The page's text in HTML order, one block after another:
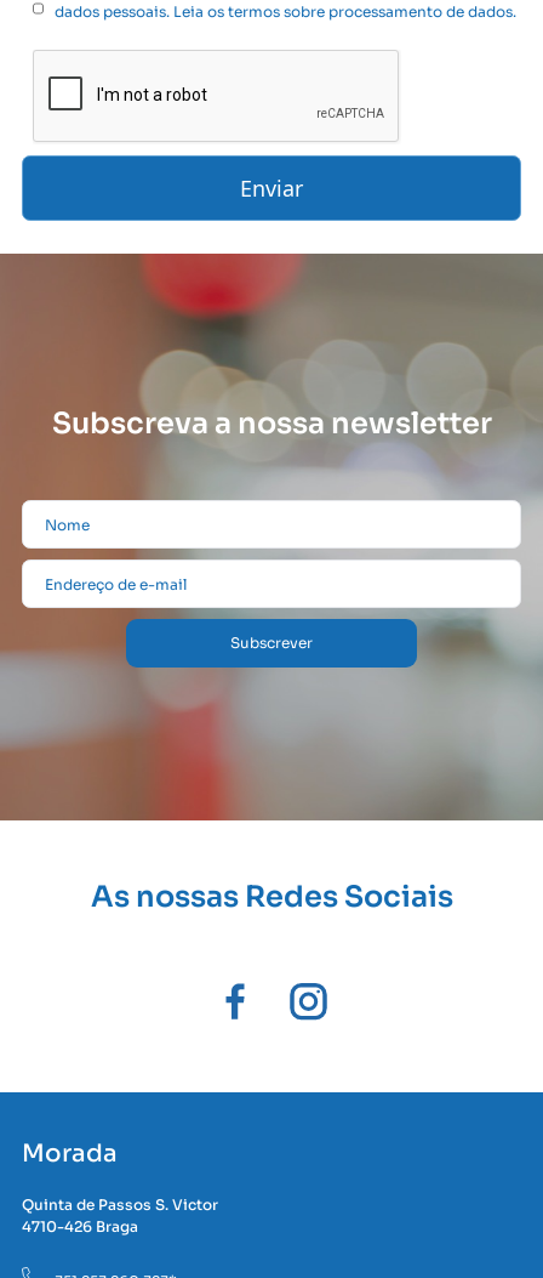
dados pessoais. Leia os termos sobre processamento de dados.
Enviar
Subscreva a nossa newsletter
Subscrever
As nossas Redes Sociais
Morada
Quinta de Passos S. Victor
4710-426 Braga